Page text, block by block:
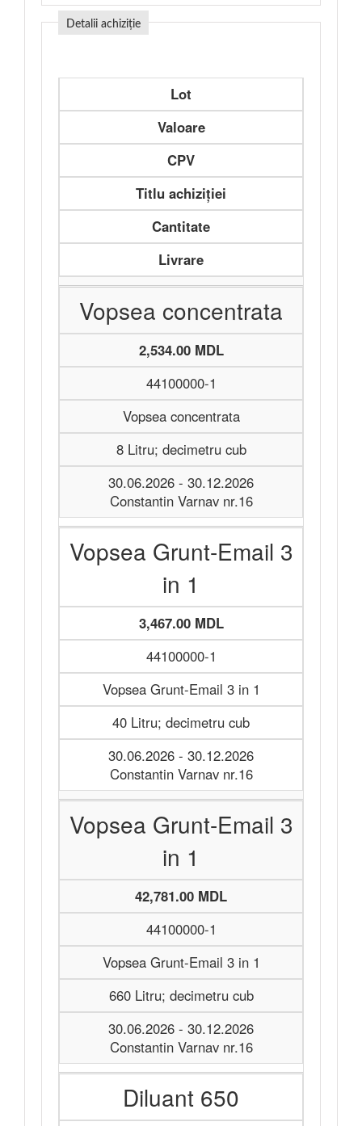
Detalii achiziție
Lot
Valoare
CPV
Titlu achiziției
Cantitate
Livrare
Vopsea concentrata
2,534.00 MDL
44100000-1
Vopsea concentrata
8 Litru; decimetru cub
30.06.2026 - 30.12.2026
Constantin Varnav nr.16
Vopsea Grunt-Email 3
in 1
3,467.00 MDL
44100000-1
Vopsea Grunt-Email 3 in 1
40 Litru; decimetru cub
30.06.2026 - 30.12.2026
Constantin Varnav nr.16
Vopsea Grunt-Email 3
in 1
42,781.00 MDL
44100000-1
Vopsea Grunt-Email 3 in 1
660 Litru; decimetru cub
30.06.2026 - 30.12.2026
Constantin Varnav nr.16
Diluant 650